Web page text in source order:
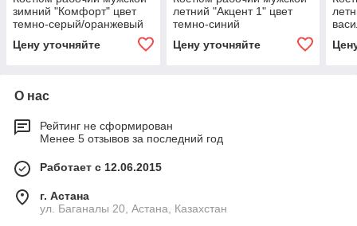
зимний "Комфорт" цвет
темно-серый/оранжевый
Цену уточняйте
летний "Акцент 1" цвет
темно-синий
Цену уточняйте
О нас
Рейтинг не сформирован
Менее 5 отзывов за последний год
Работает с 12.06.2015
г. Астана
ул. Баганалы 20, Астана, Казахстан